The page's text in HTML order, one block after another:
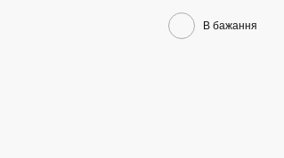
В бажання